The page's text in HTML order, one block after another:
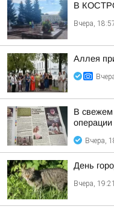
В
Вчера,
Аллея
В свежем
операции
Вчера,
День
Вчера, 19:21